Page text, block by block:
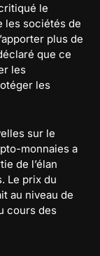
le
les sociétés de
plus de
que ce
les
les
sur le
monnaies a
de l’élan
Le prix du
au niveau de
cours des